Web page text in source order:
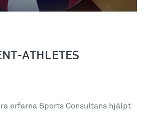
ATHLETES
erfarna Sports Consultans hjälpt